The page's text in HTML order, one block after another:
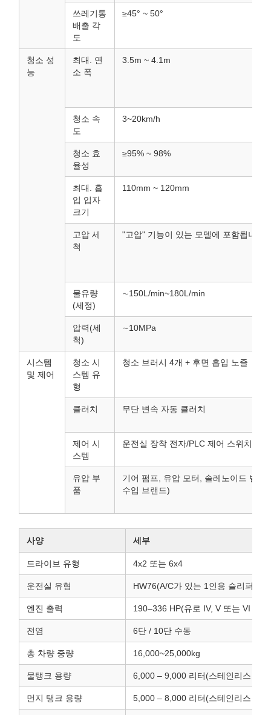
쓰레기통
배출 각
도
≥45° ~ 50°
청소 성
능
최대. 연
소 폭
3.5m ~ 4.1m
청소 속
도
3~20km/h
청소 효
율성
≥95% ~ 98%
최대. 흡
입 입자
크기
110mm ~ 120mm
고압 세
척
"고압" 기능이 있는 모델에 포함됩니다.
물유량
(세정)
∼150L/min~180L/min
압력(세
척)
∼10MPa
시스템
및 제어
청소 시
스템 유
형
청소 브러시 ​​4개 + 후면 흡입 노즐
클러치 무단 변속 자동 클러치
제어 시
스템
운전실 장착 전자/PLC 제어 스위치
유압 부
품
기어 펌프, 유압 모터, 솔레노이드 밸브(
수입 브랜드)
사양 세부
드라이브 유형 4x2 또는 6x4
운전실 유형 HW76(A/C가 있는 1인용 슬리퍼)
엔진 출력 190–336 HP(유로 IV, V 또는 VI 옵
전염 6단 / 10단 수동
총 차량 중량 16,000~25,000kg
물탱크 용량 6,000 – 9,000 리터(스테인리스 스
먼지 탱크 용량 5,000 – 8,000 리터(스테인리스 스